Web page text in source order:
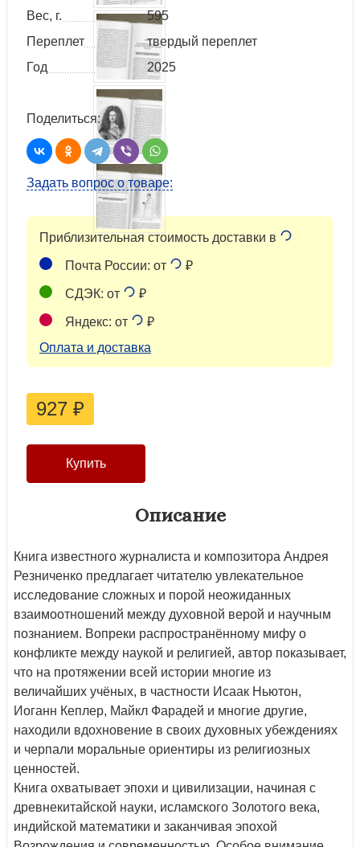
Вес, г.
595
Переплет
твердый переплет
Год
2025
Поделиться:
Задать вопрос о товаре:
Приблизительная стоимость доставки в
Почта России: от ₽
СДЭК: от ₽
Яндекс: от
₽
Оплата и доставка
927 ₽
Описание
Книга известного журналиста и композитора Андрея
Резниченко предлагает читателю увлекательное
исследование сложных и порой неожиданных
взаимоотношений между духовной верой и научным
познанием. Вопреки распространённому мифу о
конфликте между наукой и религией, автор показывает,
что на протяжении всей истории многие из
величайших учёных, в частности Исаак Ньютон,
Иоганн Кеплер, Майкл Фарадей и многие другие,
находили вдохновение в своих духовных убеждениях
и черпали моральные ориентиры из религиозных
ценностей.
Книга охватывает эпохи и цивилизации, начиная с
древнекитайской науки, исламского Золотого века,
индийской математики и заканчивая эпохой